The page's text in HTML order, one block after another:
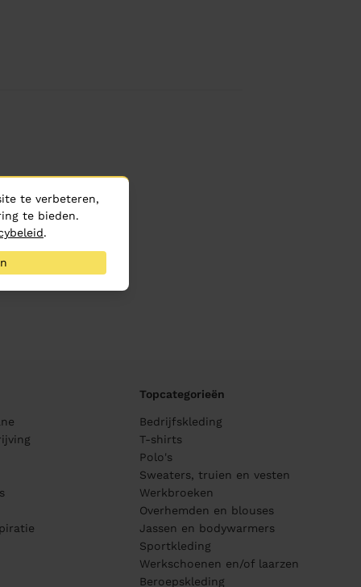
Topcategorieën
Bedrijfskleding
T-shirts
Polo's
Sweaters, truien en vesten
Werkbroeken
Overhemden en blouses
Jassen en bodywarmers
Sportkleding
Werkschoenen en/of laarzen
Beroepskleding
te verbeteren,
te bieden.
.